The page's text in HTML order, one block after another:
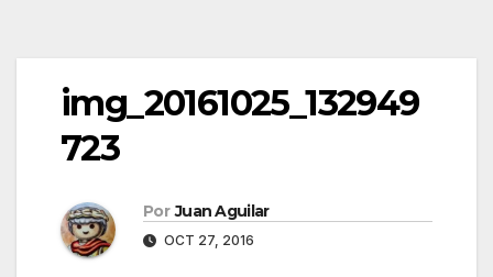
img_20161025_132949
723
Por Juan Aguilar
OCT 27, 2016